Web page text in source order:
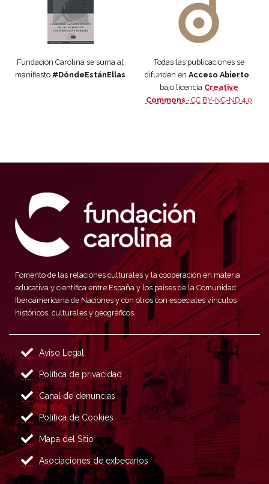
Fundación Carolina se suma al
manifiesto #DóndeEstánEllas
Todas las publicaciones se
difunden en Acceso Abierto,
bajo licencia Creative
Commons · CC BY-NC-ND 4.0
Fomento de las relaciones culturales y la cooperación en materia
educativa y científica entre España y los países de la Comunidad
Iberoamericana de Naciones y con otros con especiales vínculos
históricos, culturales y geográficos.
Aviso Legal
Política de privacidad
Canal de denuncias
Política de Cookies
Mapa del Sitio
Asociaciones de exbecarios